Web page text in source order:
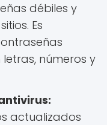
débiles y
Es
números y
actualizados